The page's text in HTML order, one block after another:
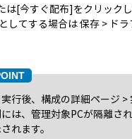
は[今すぐ配布]をクリック
してする場合は 保存 > ド
行後、構成の詳細ページ >
は、管理対象PCが隔離さ
れます。